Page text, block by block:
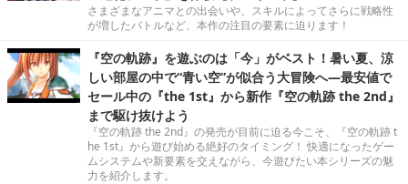
さまざまなアニマとの出会いや、スキルによってさらに戦略性
が増したバトルなど、本作の注目の要素に迫ります！
『空の軌跡』を遊ぶのは「今」がベスト！暑い夏、涼
しい部屋の中で“青い空”が似合う大冒険へ―最安値で
セール中の『the 1st』から新作『空の軌跡 the 2nd』
まで駆け抜けよう
『空の軌跡 the 2nd』の発売が目前に迫る今こそ、『空の軌跡 t
he 1st』から遊び始める絶好のタイミング！ 快適になったゲー
ムシステムや新要素を交えながら、今遊びたい本シリーズの魅
力を紹介します。